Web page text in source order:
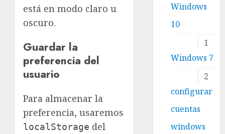
está en modo claro u
oscuro.
Guardar la
preferencia del
usuario
Para almacenar la
preferencia, usaremos
localStorage del
Windows
10
1
Windows 7
2
configurar
cuentas
windows